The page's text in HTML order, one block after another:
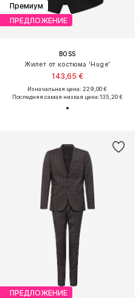
Премиум
ПРЕДЛОЖЕНИЕ
BOSS
Жилет от костюма 'Huge'
143,65 €
Изначальная цена: 229,00 €
Последняя самая низкая цена:135,20 €
ПРЕДЛОЖЕНИЕ